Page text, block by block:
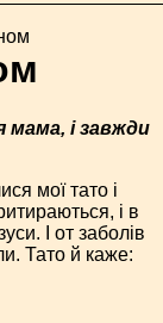
мама, і завжди
мої тато і
і в
І от заболів
Тато й каже: